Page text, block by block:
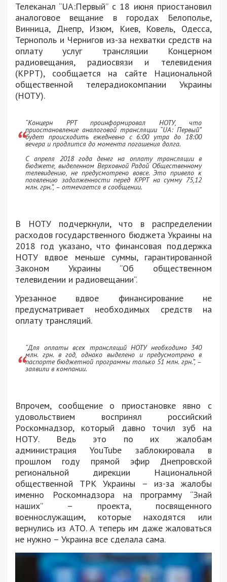
Телеканал “UA:Первый” с 18 июня приостановил
аналоговое вещание в городах Белополье,
Винница, Днепр, Изюм, Киев, Ковель, Одесса,
Тернополь и Чернигов из-за нехватки средств на
оплату услуг трансляции Концерном
радиовещания, радиосвязи и телевидения
(КРРТ), сообщается на сайте Национальной
общественной телерадиокомпании Украины
(НОТУ).
“Концерн РРТ проинформировал НОТУ, что
приостановление аналоговой трансляции “UA: Первый”
будет происходить ежедневно с 6:00 утра до 18:00
вечера и продлится до момента погашения долга.
С апреля 2018 года денег на оплату трансляции в
бюджете, выделенном Верховной Радой Общественному
телевидению, не предусмотрено вовсе. Это привело к
появлению задолженности перед КРРТ на сумму 75,12
млн. грн.”, – отмечается в сообщении.
В НОТУ подчеркнули, что в распределении
расходов государственного бюджета Украины на
2018 год указано, что финансовая поддержка
НОТУ вдвое меньше суммы, гарантированной
Законом Украины “Об общественном
телевидении и радиовещании”.
Урезанное вдвое финансирование не
предусматривает необходимых средств на
оплату трансляций.
“Для оплаты всех трансляций НОТУ необходимо 340
млн. грн. в год, однако выделено и предусмотрено в
паспорте бюджетной программы только 51 млн. грн.”, –
заявили в компании.
Впрочем, сообщение о приостановке явно с
удовольствием воспринял российский
Роскомнадзор, который давно точил зуб на
НОТУ. Ведь это по их жалобам
администрация YouTube заблокировала в
прошлом году прямой эфир Днепровской
региональной дирекции Национальной
общественной ТРК Украины – из-за жалобы
именно Роскомнадзора на программу “Знай
наших” – проекта, посвященного
военнослужащим, которые находятся или
вернулись из АТО. А теперь им даже жаловаться
не нужно – Украина все сделала сама.